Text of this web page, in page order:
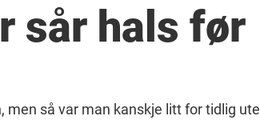
sår hals før
men så var man kanskje litt for tidlig ute